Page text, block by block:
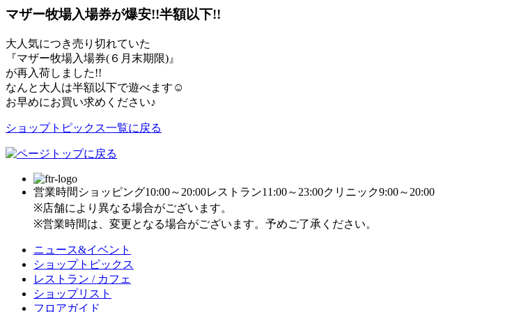
マザー牧場入場券が爆安!!半額以下!!
大人気につき売り切れていた
『マザー牧場入場券(６月末期限)』
が再入荷しました!!
なんと大人は半額以下で遊べます☺
お早めにお買い求めください♪
ショップトピックス一覧に戻る
営業時間 ショッピング10:00～20:00レストラン11:00～23:00クリニック9:00～20:00
※店舗により異なる場合がございます。
※営業時間は、変更となる場合がございます。予めご了承ください。
ニュース&イベント
ショップトピックス
レストラン / カフェ
ショップリスト
フロアガイド